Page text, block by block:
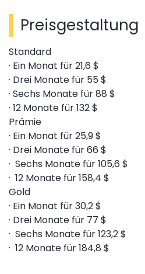
Preisgestaltung
Standard
· Ein Monat für 21,6 $
· Drei Monate für 55 $
· Sechs Monate für 88 $
· 12 Monate für 132 $
Prämie
· Ein Monat für 25,9 $
· Drei Monate für 66 $
· Sechs Monate für 105,6 $
· 12 Monate für 158,4 $
Gold
· Ein Monat für 30,2 $
· Drei Monate für 77 $
· Sechs Monate für 123,2 $
· 12 Monate für 184,8 $